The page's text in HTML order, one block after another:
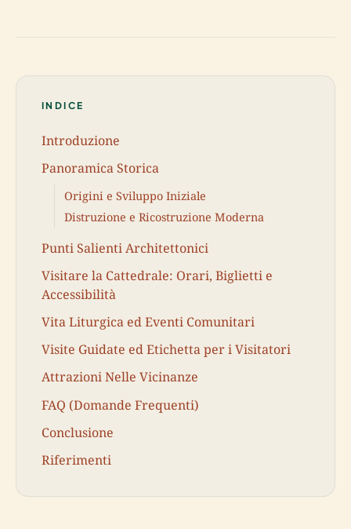
INDICE
Introduzione
Panoramica Storica
Origini e Sviluppo Iniziale
Distruzione e Ricostruzione Moderna
Punti Salienti Architettonici
Visitare la Cattedrale: Orari, Biglietti e
Accessibilità
Vita Liturgica ed Eventi Comunitari
Visite Guidate ed Etichetta per i Visitatori
Attrazioni Nelle Vicinanze
FAQ (Domande Frequenti)
Conclusione
Riferimenti